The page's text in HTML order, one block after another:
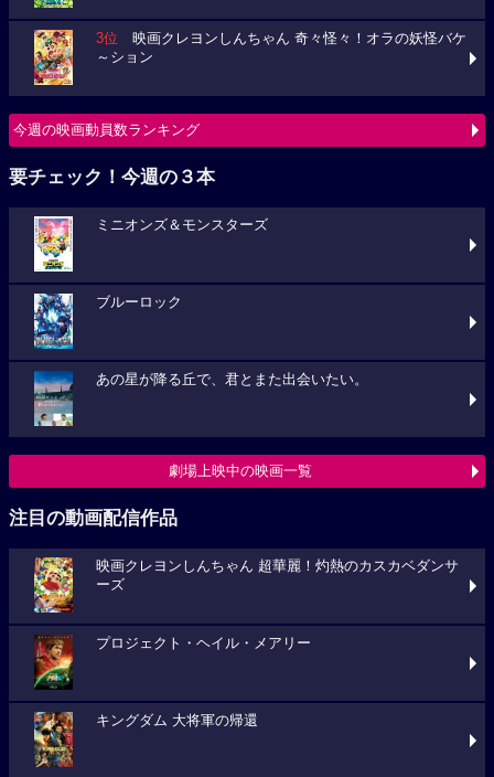
3位 映画クレヨンしんちゃん 奇々怪々！オラの妖怪バケ
～ション
今週の映画動員数ランキング
要チェック！今週の３本
ミニオンズ＆モンスターズ
ブルーロック
あの星が降る丘で、君とまた出会いたい。
劇場上映中の映画一覧
注目の動画配信作品
映画クレヨンしんちゃん 超華麗！灼熱のカスカベダンサ
ーズ
プロジェクト・ヘイル・メアリー
キングダム 大将軍の帰還